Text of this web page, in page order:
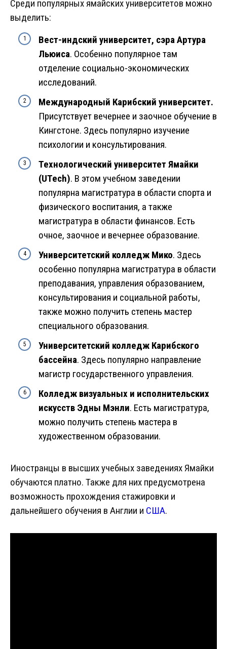
Среди популярных ямайских университетов можно
выделить:
Вест-индский университет, сэра Артура
Льюиса. Особенно популярное там
отделение социально-экономических
исследований.
Международный Карибский университет.
Присутствует вечернее и заочное обучение в
Кингстоне. Здесь популярно изучение
психологии и консультирования.
Технологический университет Ямайки
(UTech). В этом учебном заведении
популярна магистратура в области спорта и
физического воспитания, а также
магистратура в области финансов. Есть
очное, заочное и вечернее образование.
Университетский колледж Мико. Здесь
особенно популярна магистратура в области
преподавания, управления образованием,
консультирования и социальной работы,
также можно получить степень мастер
специального образования.
Университетский колледж Карибского
бассейна. Здесь популярно направление
магистр государственного управления.
Колледж визуальных и исполнительских
искусств Эдны Мэнли. Есть магистратура,
можно получить степень мастера в
художественном образовании.
Иностранцы в высших учебных заведениях Ямайки
обучаются платно. Также для них предусмотрена
возможность прохождения стажировки и
дальнейшего обучения в Англии и США.